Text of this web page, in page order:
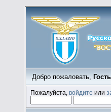
Добро пожаловать, Гость
Пожалуйста,войдите или